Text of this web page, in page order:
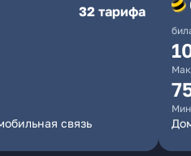
32 тарифа
связь